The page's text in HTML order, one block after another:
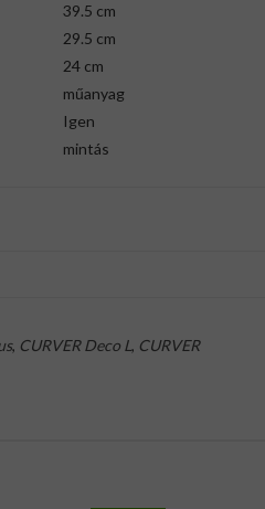
39.5 cm
29.5 cm
24 cm
műanyag
Igen
mintás
, CURVER Deco L, CURVER